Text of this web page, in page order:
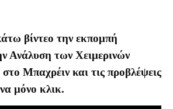
βίντεο την εκπομπή
Ανάλυση των Χειμερινών
Μπαχρέιν και τις προβλέψεις
μόνο κλικ.